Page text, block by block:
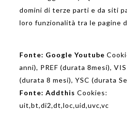
domini di terze parti e da siti
loro funzionalità tra le pagine
Fonte: Google Youtube
anni), PREF (durata 8mesi),
(durata 8 mesi), YSC (durata
Fonte: Addthis Cookies:
uit,bt,di2,dt,loc,uid,uvc,vc